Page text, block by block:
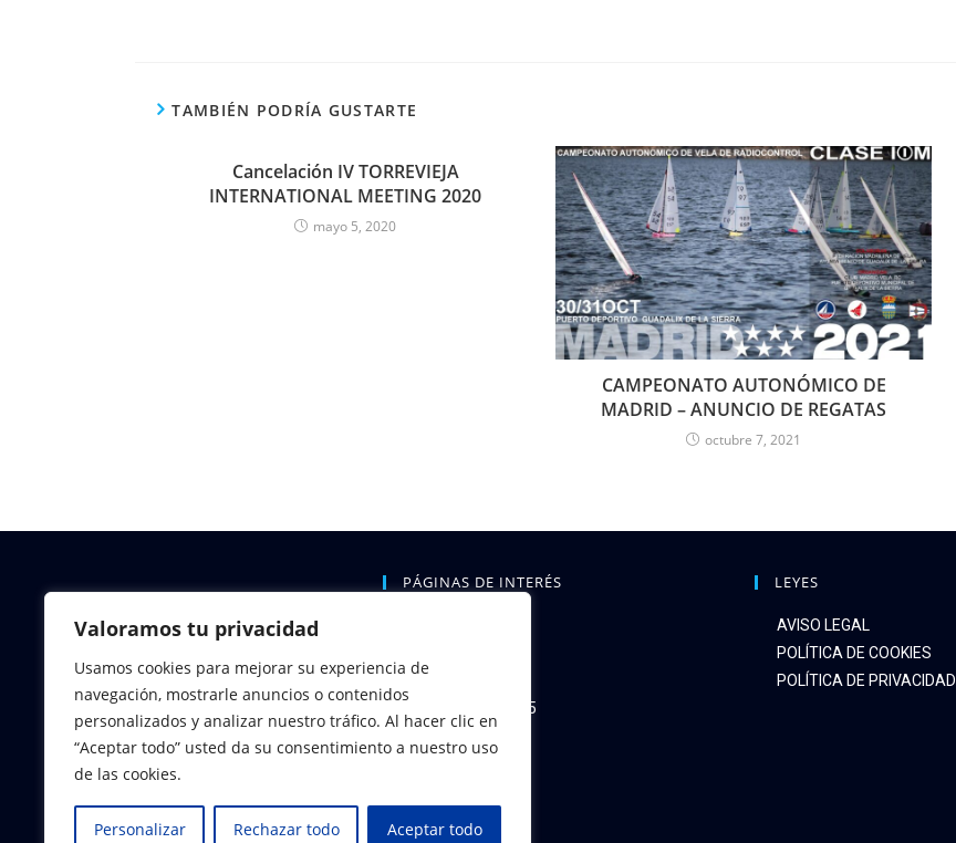
Valoramos tu privacidad
Usamos cookies para mejorar su experiencia de
navegación, mostrarle anuncios o contenidos
personalizados y analizar nuestro tráfico. Al hacer clic en
“Aceptar todo” usted da su consentimiento a nuestro uso
de las cookies.
Personalizar Rechazar todo Aceptar todo
TAMBIÉN PODRÍA GUSTARTE
Cancelación IV TORREVIEJA
INTERNATIONAL MEETING 2020
mayo 5, 2020
CAMPEONATO AUTONÓMICO DE
MADRID – ANUNCIO DE REGATAS
octubre 7, 2021
PÁGINAS DE INTERÉS
CALENDARIO 2025
LEYES
AVISO LEGAL
POLÍTICA DE COOKIES
POLÍTICA DE PRIVACIDAD